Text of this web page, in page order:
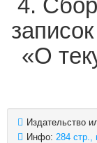
4.
«О
Издательство
Инфо: 284 стр.,